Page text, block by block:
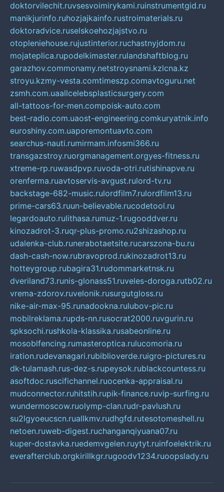
doktorvilechit.ruvsesvoimirykami.ruinstrumentgid.ru
manikjurinfo.ruhozjajkainfo.rustroimaterials.ru
doktoradvice.ruselskoehozjajstvo.ru
otopleniehouse.rujustinterior.ruchastnyjdom.ru
mojateplica.rupodelkimaster.rulandshaftblog.ru
garazhov.commonamy.netstroysnami.kzlcna.kz
stroyu.kzmy-vesta.comtimeszp.comavtoguru.net
zsmh.com.uaallcelebsplasticsurgery.com
all-tattoos-for-men.compoisk-auto.com
best-radio.com.uaost-engineering.comkuryatnik.info
euroshiny.com.uaporemontuavto.com
searchus-nauti.rumirmam.infosmi366.ru
transgazstroy.ruorgmanagement.orgyes-fitness.ru
xtreme-rp.ruwasdpvp.ruvoda-otri.rutishinapve.ru
orenferma.ruavtoservis-avgust.rulord-tv.ru
backstage-682-music.rulordfilm7.rulordfilm13.ru
prime-cars63.ruun-believable.rucodetool.ru
legardoauto.rulithasa.rumuz-1.rugooddver.ru
kinozadrot-3.ruqr-plus-promo.ru2shizashop.ru
udalenka-club.runerabotaetsite.rucarszona-bu.ru
dash-cash-now.rubravoprod.rukinozadrot13.ru
hotteygroup.rubagira31.rudommarketnsk.ru
dveriland73.runis-glonass51.ruveles-doroga.rutb02.ru
vrema-zdorov.ruvelonik.rusurgutgloss.ru
nike-air-max-95.runadookna.rulubov-pic.ru
mobilreklama.rupds-nn.rusocrat2000.ruvgurin.ru
spksochi.rushkola-klassika.rusabeonline.ru
mosoblfencing.rumasteroptica.rulucomoria.ru
iration.rudevanagari.rubiblioverde.ruigro-pictures.ru
dk-tulamash.rus-dez-s.rupeysok.rublackcountess.ru
asoftdoc.ruscifichannel.ruocenka-appraisal.ru
mudconnector.ruhitstih.rupik-finance.ruvip-surfing.ru
wundermoscow.ruolymp-clan.rudr-pavlush.ru
su2lgyoeucscn.ruallkmv.rudhgfd.rutesotomeshell.ru
netoen.ruweb-digest.ruchanganqiyuana07.ru
kuper-dostavka.ruedemvgelen.ruytyt.ruinfoelektrik.ru
everafterclub.orgkirillkgr.rugoodv1234.ruoopslady.ru